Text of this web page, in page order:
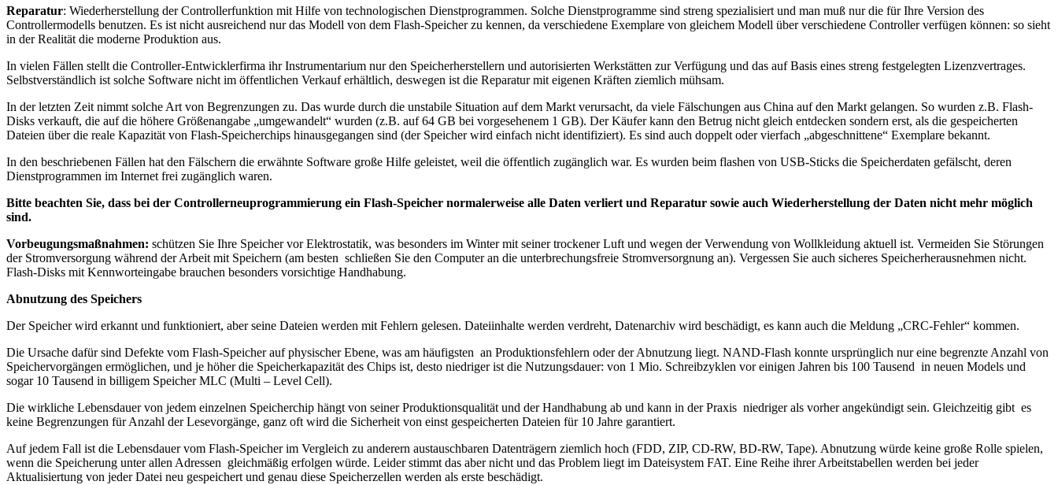
Reparatur: Wiederherstellung der Controllerfunktion mit Hilfe von technologischen Dienstprogrammen. Solche Dienstprogramme sind streng spezialisiert und man muß nur die für Ihre Version des
Controllermodells benutzen. Es ist nicht ausreichend nur das Modell von dem Flash-Speicher zu kennen, da verschiedene Exemplare von gleichem Modell über verschiedene Controller verfügen können: so sieht
in der Realität die moderne Produktion aus.
In vielen Fällen stellt die Controller-Entwicklerfirma ihr Instrumentarium nur den Speicherherstellern und autorisierten Werkstätten zur Verfügung und das auf Basis eines streng festgelegten Lizenzvertrages.
Selbstverständlich ist solche Software nicht im öffentlichen Verkauf erhältlich, deswegen ist die Reparatur mit eigenen Kräften ziemlich mühsam.
In der letzten Zeit nimmt solche Art von Begrenzungen zu. Das wurde durch die unstabile Situation auf dem Markt verursacht, da viele Fälschungen aus China auf den Markt gelangen. So wurden z.B. Flash-
Disks verkauft, die auf die höhere Größenangabe „umgewandelt“ wurden (z.B. auf 64 GB bei vorgesehenem 1 GB). Der Käufer kann den Betrug nicht gleich entdecken sondern erst, als die gespeicherten
Dateien über die reale Kapazität von Flash-Speicherchips hinausgegangen sind (der Speicher wird einfach nicht identifiziert). Es sind auch doppelt oder vierfach „abgeschnittene“ Exemplare bekannt.
In den beschriebenen Fällen hat den Fälschern die erwähnte Software große Hilfe geleistet, weil die öffentlich zugänglich war. Es wurden beim flashen von USB-Sticks die Speicherdaten gefälscht, deren
Dienstprogrammen im Internet frei zugänglich waren.
Bitte beachten Sie, dass bei der Controllerneuprogrammierung ein Flash-Speicher normalerweise alle Daten verliert und Reparatur sowie auch Wiederherstellung der Daten nicht mehr möglich
sind.
Vorbeugungsmaßnahmen: schützen Sie Ihre Speicher vor Elektrostatik, was besonders im Winter mit seiner trockener Luft und wegen der Verwendung von Wollkleidung aktuell ist. Vermeiden Sie Störungen
der Stromversorgung während der Arbeit mit Speichern (am besten schließen Sie den Computer an die unterbrechungsfreie Stromversorgnung an). Vergessen Sie auch sicheres Speicherherausnehmen nicht.
Flash-Disks mit Kennworteingabe brauchen besonders vorsichtige Handhabung.
Abnutzung des Speichers
Der Speicher wird erkannt und funktioniert, aber seine Dateien werden mit Fehlern gelesen. Dateiinhalte werden verdreht, Datenarchiv wird beschädigt, es kann auch die Meldung „CRC-Fehler“ kommen.
Die Ursache dafür sind Defekte vom Flash-Speicher auf physischer Ebene, was am häufigsten an Produktionsfehlern oder der Abnutzung liegt. NAND-Flash konnte ursprünglich nur eine begrenzte Anzahl von
Speichervorgängen ermöglichen, und je höher die Speicherkapazität des Chips ist, desto niedriger ist die Nutzungsdauer: von 1 Mio. Schreibzyklen vor einigen Jahren bis 100 Tausend in neuen Models und
sogar 10 Tausend in billigem Speicher MLC (Multi – Level Cell).
Die wirkliche Lebensdauer von jedem einzelnen Speicherchip hängt von seiner Produktionsqualität und der Handhabung ab und kann in der Praxis niedriger als vorher angekündigt sein. Gleichzeitig gibt es
keine Begrenzungen für Anzahl der Lesevorgänge, ganz oft wird die Sicherheit von einst gespeicherten Dateien für 10 Jahre garantiert.
Auf jedem Fall ist die Lebensdauer vom Flash-Speicher im Vergleich zu anderern austauschbaren Datenträgern ziemlich hoch (FDD, ZIP, CD-RW, BD-RW, Tape). Abnutzung würde keine große Rolle spielen,
wenn die Speicherung unter allen Adressen gleichmäßig erfolgen würde. Leider stimmt das aber nicht und das Problem liegt im Dateisystem FAT. Eine Reihe ihrer Arbeitstabellen werden bei jeder
Aktualisiertung von jeder Datei neu gespeichert und genau diese Speicherzellen werden als erste beschädigt.